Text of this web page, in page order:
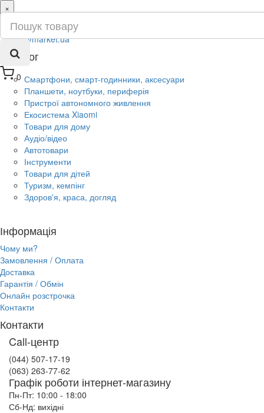
0
×
ru
ua
Каталог
Смартфони, смарт-годинники, аксесуари
Планшети, ноутбуки, периферія
Пристрої автономного живлення
Екосистема Xiaomi
Товари для дому
Аудіо/відео
Автотовари
Інструменти
Товари для дітей
Туризм, кемпінг
Здоров'я, краса, догляд
Інформація
Чому ми?
Замовлення / Оплата
Доставка
Гарантія / Обмін
Онлайн розстрочка
Контакти
Контакти
Call-центр
(044) 507-17-19
(063) 263-77-62
Графік роботи інтернет-магазину
Пн-Пт: 10:00 - 18:00
Сб-Нд: вихідні